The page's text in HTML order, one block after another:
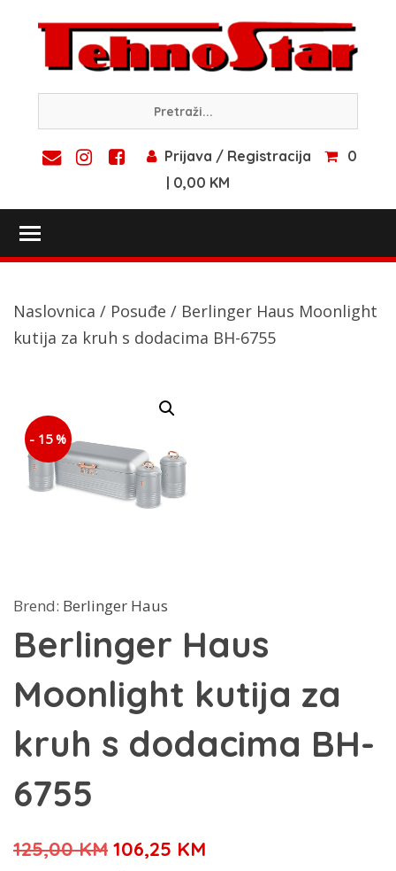
content
Prijava / Registracija
0
| 0,00 KM
Naslovnica / Posuđe / Berlinger Haus Moonlight
kutija za kruh s dodacima BH-6755
- 15 %
Brend: Berlinger Haus
Berlinger Haus
Moonlight kutija za
kruh s dodacima BH-
6755
125,00KM Izvorna
106,25 KM